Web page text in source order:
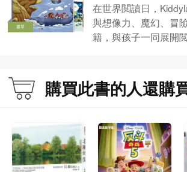
書單
在世界閲讀日，
與想像力、魔幻、冒
籍，與孩子一同展開
購買此書的人還購